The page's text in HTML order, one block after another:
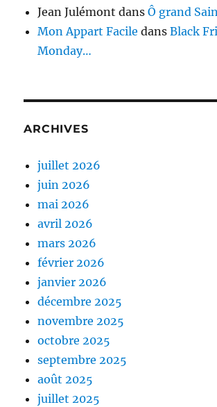
Jean Julémont dansÔ grand
Mon Appart Facile dansBlack
Monday…
ARCHIVES
juillet 2026
juin 2026
mai 2026
avril 2026
mars 2026
février 2026
janvier 2026
décembre 2025
novembre 2025
octobre 2025
septembre 2025
août 2025
juillet 2025